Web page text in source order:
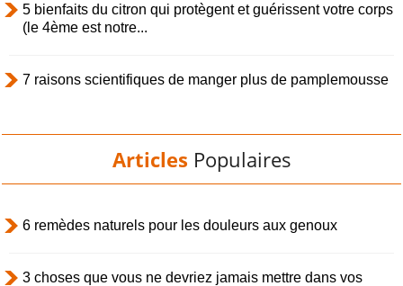
5 bienfaits du citron qui protègent et guérissent votre corps
(le 4ème est notre...
7 raisons scientifiques de manger plus de pamplemousse
Articles Populaires
6 remèdes naturels pour les douleurs aux genoux
3 choses que vous ne devriez jamais mettre dans vos